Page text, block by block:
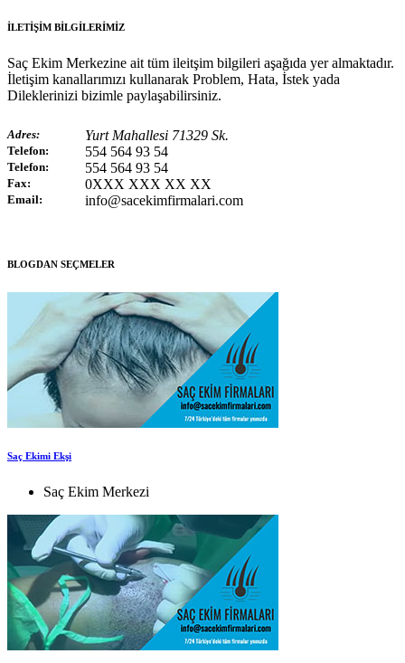
İLETİŞİM BİLGİLERİMİZ
Saç Ekim Merkezine ait tüm ileitşim bilgileri aşağıda yer almaktadır.
İletişim kanallarımızı kullanarak Problem, Hata, İstek yada
Dileklerinizi bizimle paylaşabilirsiniz.
Adres: Yurt Mahallesi 71329 Sk.
Telefon: 554 564 93 54
Telefon: 554 564 93 54
Fax: 0XXX XXX XX XX
Email: info@sacekimfirmalari.com
BLOGDAN SEÇMELER
Saç Ekimi Ekşi
Saç Ekim Merkezi